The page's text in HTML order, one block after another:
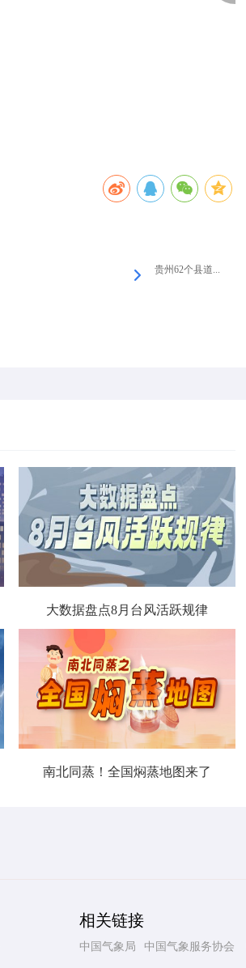
贵州62个县道...
大数据盘点8月台风活跃规律
南北同蒸！全国焖蒸地图来了
相关链接
中国气象局 中国气象服务协会